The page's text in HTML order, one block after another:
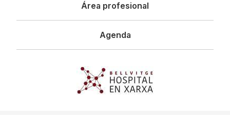
Área profesional
Agenda